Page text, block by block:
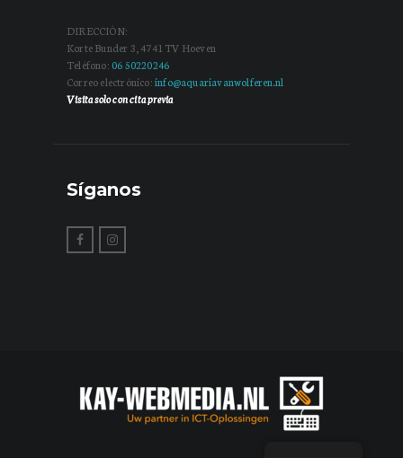
DIRECCIÓN:
Korte Bunder 3, 4741 TV Hoeven
Teléfono: 06 50220246
Correo electrónico:info@aquariavanwolferen.nl
Visita solo con cita previa
Síganos